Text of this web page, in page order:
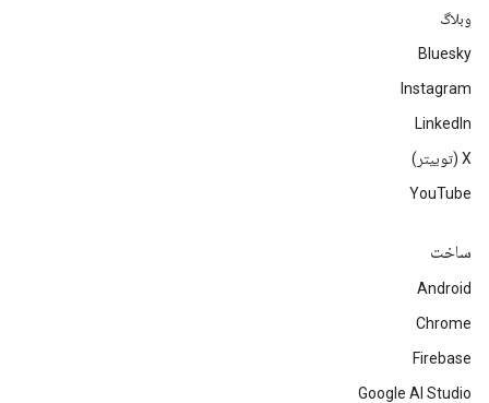
وبلاگ
Bluesky
Instagram
LinkedIn
‫X (توییتر)
YouTube
ساخت
Android
Chrome
Firebase
Google AI Studio